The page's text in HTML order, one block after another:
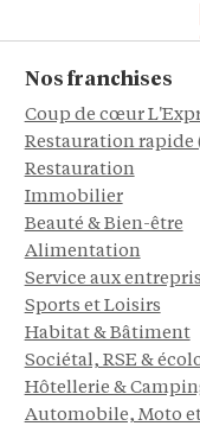
Nos franchises
Coup de cœur
Restauration rapide
Restauration
Immobilier
Beauté & Bien-être
Alimentation
Service aux
Sports et Loisirs
Habitat & Bâtiment
Sociétal, RSE &
Hôtellerie &
Automobile, Moto